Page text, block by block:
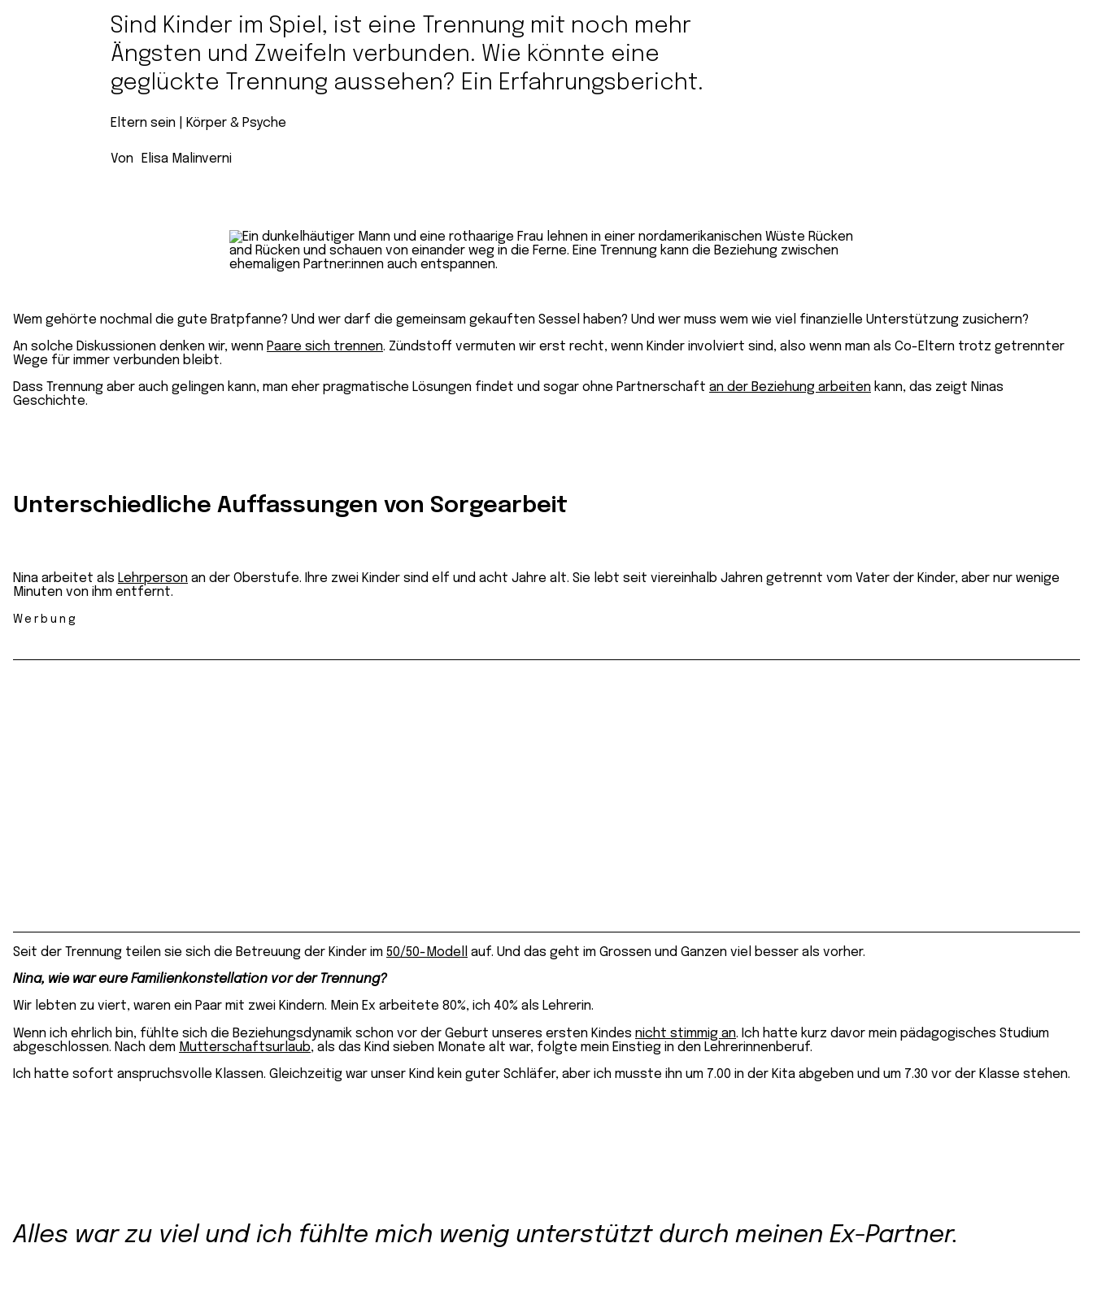
Sind Kinder im Spiel, ist eine Trennung mit noch mehr
Ängsten und Zweifeln verbunden. Wie könnte eine
geglückte Trennung aussehen? Ein Erfahrungsbericht.
Eltern sein Körper & Psyche
Von Elisa Malinverni
Wem gehörte nochmal die gute Bratpfanne? Und wer darf die gemeinsam gekauften Sessel haben? Und wer muss wem wie viel finanzielle Unterstützung zusichern?
An solche Diskussionen denken wir, wenn Paare sich trennen. Zündstoff vermuten wir erst recht, wenn Kinder involviert sind, also wenn man als Co-Eltern trotz getrennter
Wege für immer verbunden bleibt.
Dass Trennung aber auch gelingen kann, man eher pragmatische Lösungen findet und sogar ohne Partnerschaft an der Beziehung arbeiten kann, das zeigt Ninas
Geschichte.
Unterschiedliche Auffassungen von Sorgearbeit
Nina arbeitet als Lehrperson an der Oberstufe. Ihre zwei Kinder sind elf und acht Jahre alt. Sie lebt seit viereinhalb Jahren getrennt vom Vater der Kinder, aber nur wenige
Minuten von ihm entfernt.
Werbung
Seit der Trennung teilen sie sich die Betreuung der Kinder im 50/50-Modell auf. Und das geht im Grossen und Ganzen viel besser als vorher.
Nina, wie war eure Familienkonstellation vor der Trennung?
Wir lebten zu viert, waren ein Paar mit zwei Kindern. Mein Ex arbeitete 80%, ich 40% als Lehrerin.
Wenn ich ehrlich bin, fühlte sich die Beziehungsdynamik schon vor der Geburt unseres ersten Kindes nicht stimmig an. Ich hatte kurz davor mein pädagogisches Studium
abgeschlossen. Nach dem Mutterschaftsurlaub, als das Kind sieben Monate alt war, folgte mein Einstieg in den Lehrerinnenberuf.
Ich hatte sofort anspruchsvolle Klassen. Gleichzeitig war unser Kind kein guter Schläfer, aber ich musste ihn um 7.00 in der Kita abgeben und um 7.30 vor der Klasse stehen.
Alles war zu viel und ich fühlte mich wenig unterstützt durch meinen Ex-Partner.